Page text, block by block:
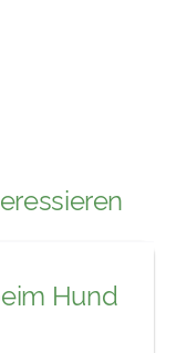
Hund